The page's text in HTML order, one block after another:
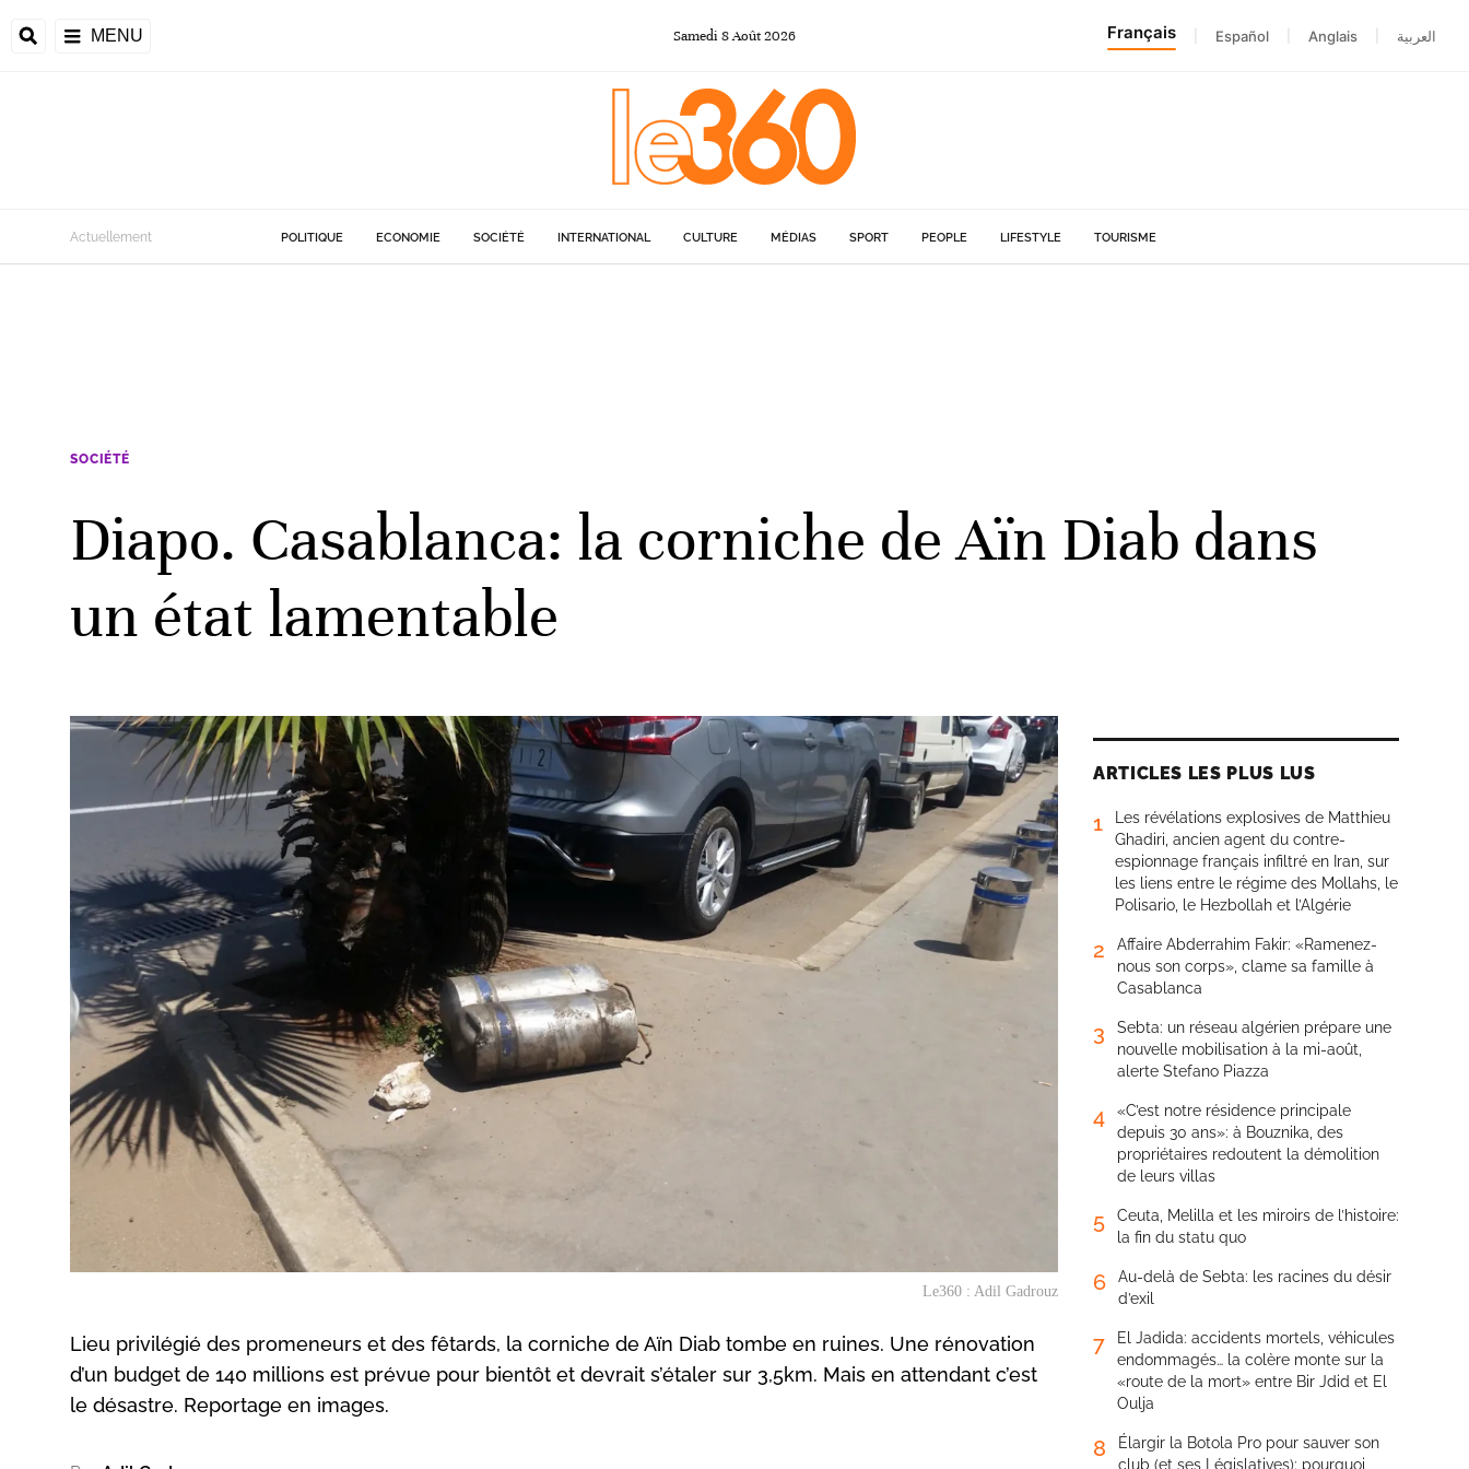
MENU Samedi 8Août2026 Français Español Anglais العربية
Actuellement POLITIQUE ECONOMIE SOCIÉTÉ INTERNATIONAL CULTURE MÉDIAS SPORT PEOPLE LIFESTYLE TOURISME
SOCIÉTÉ
Diapo. Casablanca: la corniche de Aïn Diab dans
un état lamentable
Le360 : Adil Gadrouz
Lieu privilégié des promeneurs et des fêtards, la corniche de Aïn Diab tombe en ruines. Une rénovation
d’un budget de 140 millions est prévue pour bientôt et devrait s’étaler sur 3,5km. Mais en attendant c’est
le désastre. Reportage en images.
ARTICLES LES PLUS LUS
1
Les révélations explosives de Matthieu
Ghadiri, ancien agent du contre-
espionnage français infiltré en Iran, sur
les liens entre le régime des Mollahs, le
Polisario, le Hezbollah et l’Algérie
2
Affaire Abderrahim Fakir: «Ramenez-
nous son corps», clame sa famille à
Casablanca
3
Sebta: un réseau algérien prépare une
nouvelle mobilisation à la mi-août,
alerte Stefano Piazza
4
«C’est notre résidence principale
depuis 30 ans»: à Bouznika, des
propriétaires redoutent la démolition
de leurs villas
5
Ceuta, Melilla et les miroirs de l’histoire:
la fin du statu quo
6
Au-delà de Sebta: les racines du désir
d’exil
7
El Jadida: accidents mortels, véhicules
endommagés… la colère monte sur la
«route de la mort» entre Bir Jdid et El
Oulja
8
Élargir la Botola Pro pour sauver son
club (et ses Législatives): pourquoi